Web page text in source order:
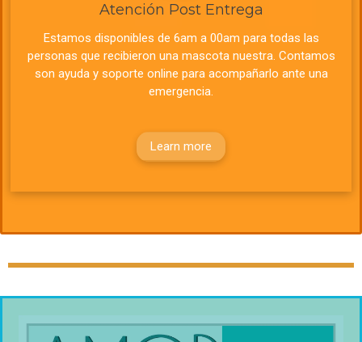
Atención Post Entrega
Estamos disponibles de 6am a 00am para todas las
personas que recibieron una mascota nuestra. Contamos
son ayuda y soporte online para acompañarlo ante una
emergencia.
Learn more